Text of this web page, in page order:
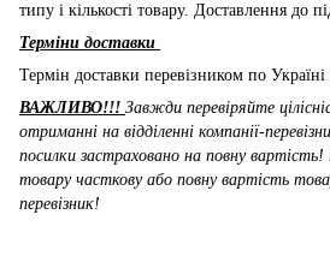
типу і кількості товару. Доставлення до
Терміни доставки
Термін доставки перевізником по
ВАЖЛИВО!!! Завжди перевіряйте
отриманні на відділенні компанії-
посилки застраховано на повну
товару часткову або повну вартість
перевізник!